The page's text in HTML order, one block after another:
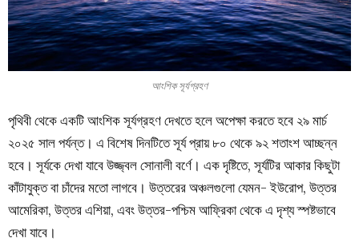
আংশিক সূর্যগ্রহণ
পৃথিবী থেকে একটি আংশিক সূর্যগ্রহণ দেখতে হলে অপেক্ষা করতে হবে ২৯ মার্চ
২০২৫ সাল পর্যন্ত। এ বিশেষ দিনটিতে সূর্য প্রায় ৮০ থেকে ৯২ শতাংশ আচ্ছন্ন
হবে। সূর্যকে দেখা যাবে উজ্জ্বল সোনালী বর্ণে। এক দৃষ্টিতে, সূর্যটির আকার কিছুটা
কাঁটাযুক্ত বা চাঁদের মতো লাগবে। উত্তরের অঞ্চলগুলো যেমন- ইউরোপ, উত্তর
আমেরিকা, উত্তর এশিয়া, এবং উত্তর-পশ্চিম আফ্রিকা থেকে এ দৃশ্য স্পষ্টভাবে
দেখা যাবে।